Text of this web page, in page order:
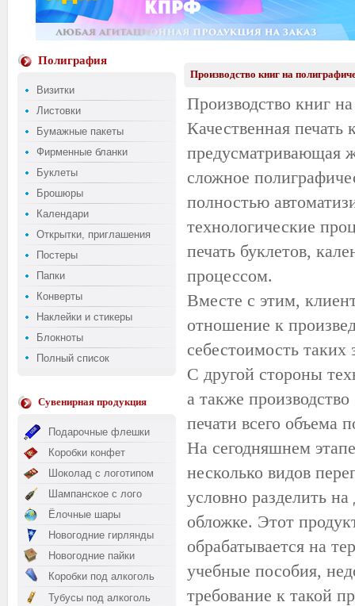
Полиграфия
Визитки
Листовки
Бумажные пакеты
Фирменные бланки
Буклеты
Брошюры
Календари
Открытки, приглашения
Постеры
Папки
Конверты
Наклейки и стикеры
Блокноты
Полный список
Сувенирная продукция
Подарочные флешки
Коробки конфет
Шоколад с логотипом
Шампанское с лого
Ёлочные шары
Новогодние гирлянды
Новогодние пайки
Коробки под алкоголь
Тубусы под алкоголь
Производство книг на
Производство книг
Качественная печать
предусматривающая
сложное
полностью
технологические
печать буклетов,
процессом.
Вместе с этим,
отношение к
себестоимость таких
С другой стороны
а также
печати всего объема
На сегодняшнем
несколько видов
условно разделить
обложке. Этот
обрабатывается на
учебные пособия,
требование к такой